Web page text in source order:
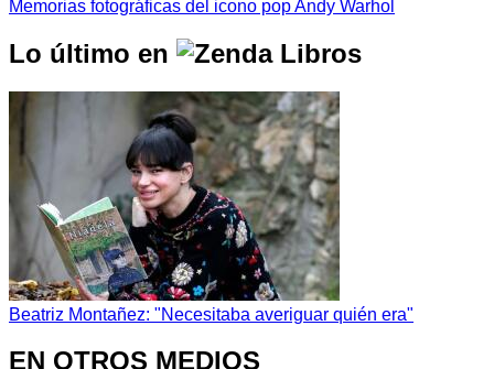
Memorias fotográficas del icono pop Andy Warhol
Lo último en
Beatriz Montañez: "Necesitaba averiguar quién era"
EN OTROS MEDIOS